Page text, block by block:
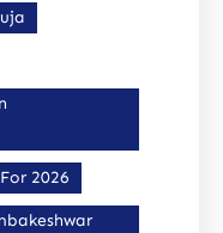
2026